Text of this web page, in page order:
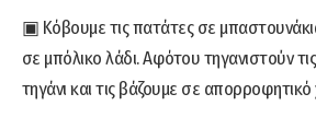
▣ Κόβουμε τις πατάτες σε μπαστουνάκια
σε μπόλικο λάδι. Αφότου τηγανιστούν
τηγάνι και τις βάζουμε σε απορροφητικό